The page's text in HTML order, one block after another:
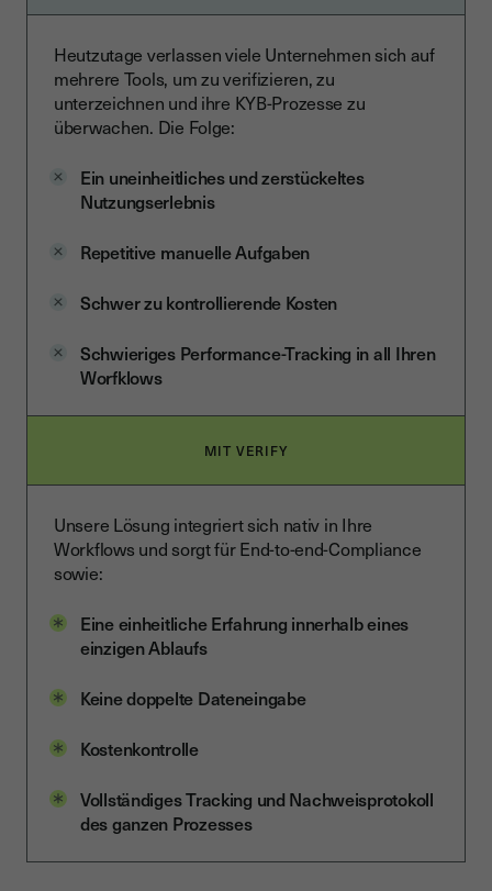
Heutzutage verlassen viele Unternehmen sich auf
mehrere Tools, um zu verifizieren, zu
unterzeichnen und ihre KYB-Prozesse zu
überwachen. Die Folge:
Ein uneinheitliches und zerstückeltes
Nutzungserlebnis
Repetitive manuelle Aufgaben
Schwer zu kontrollierende Kosten
Schwieriges Performance-Tracking in all Ihren
Worfklows
MIT VERIFY
Unsere Lösung integriert sich nativ in Ihre
Workflows und sorgt für End-to-end-Compliance
sowie:
Eine einheitliche Erfahrung innerhalb eines
einzigen Ablaufs
Keine doppelte Dateneingabe
Kostenkontrolle
Vollständiges Tracking und Nachweisprotokoll
des ganzen Prozesses